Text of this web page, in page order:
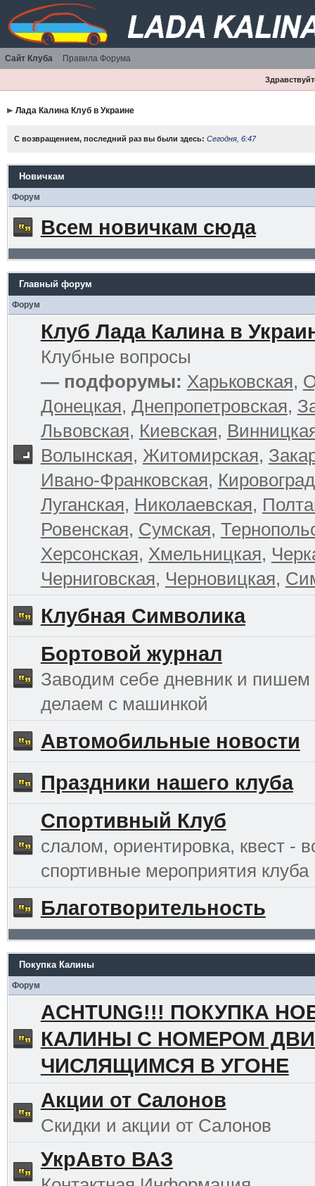
Сайт Клуба Правила Форума
Лада Калина Клуб в Украине
С возвращением, последний раз вы были здесь: Сегодня, 6:47
Новичкам
Форум
Всем новичкам сюда
Главный форум
Форум
Клуб Лада Калина в
Клубные вопросы
— подфорумы: Харьковская,
Донецкая, Днепропетровская,
Львовская, Киевская,
Волынская, Житомирская,
Ивано-Франковская,
Луганская, Николаевская,
Ровенская, Сумская,
Херсонская, Хмельницкая,
Черниговская, Черновицкая,
Клубная Символика
Бортовой журнал
Заводим себе дневник и пишем
делаем с машинкой
Автомобильные новости
Праздники нашего клуба
Спортивный Клуб
слалом, ориентировка, квест -
спортивные мероприятия клуба
Благотворительность
Покупка Калины
Форум
ACHTUNG!!! ПОКУПКА
КАЛИНЫ С НОМЕРОМ
ЧИСЛЯЩИМСЯ В УГОНЕ
Акции от Салонов
Скидки и акции от Салонов
УкрАвто ВАЗ